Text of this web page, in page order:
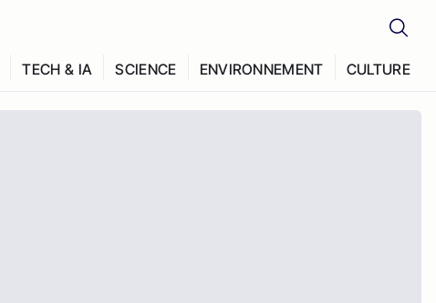
TECH & IA SCIENCE ENVIRONNEMENT CULTURE